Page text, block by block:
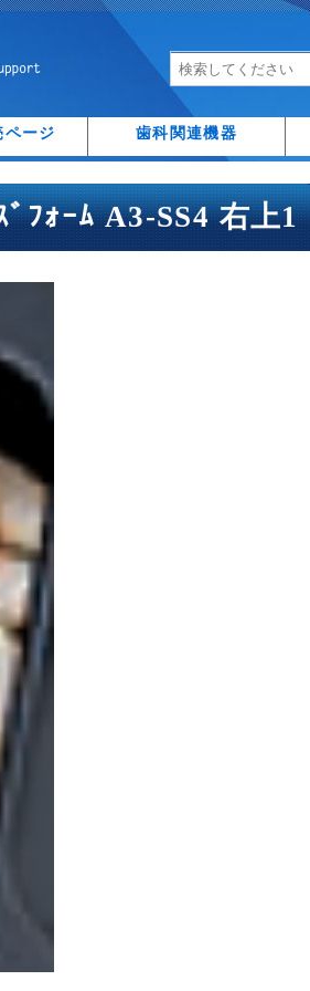
ページ 歯科関連機器
ﾌｫｰﾑ A3-SS4 右上1